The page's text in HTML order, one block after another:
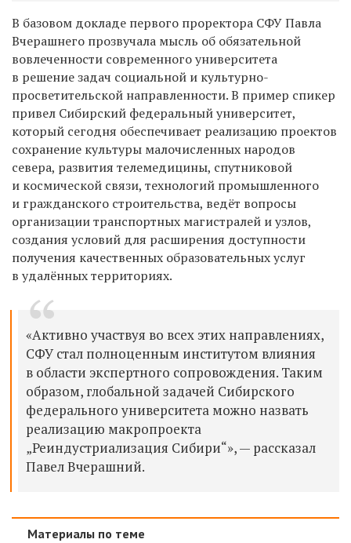
В базовом докладе первого проректора СФУ Павла
Вчерашнего прозвучала мысль об обязательной
вовлеченности современного университета
в решение задач социальной и культурно-
просветительской направленности. В пример спикер
привел Сибирский федеральный университет,
который сегодня обеспечивает реализацию проектов
сохранение культуры малочисленных народов
севера, развития телемедицины, спутниковой
и космической связи, технологий промышленного
и гражданского строительства, ведёт вопросы
организации транспортных магистралей и узлов,
создания условий для расширения доступности
получения качественных образовательных услуг
в удалённых территориях.
«Активно участвуя во всех этих направлениях,
СФУ стал полноценным институтом влияния
в области экспертного сопровождения. Таким
образом, глобальной задачей Сибирского
федерального университета можно назвать
реализацию макропроекта
„Реиндустриализация Сибири“», — рассказал
Павел Вчерашний.
Материалы по теме